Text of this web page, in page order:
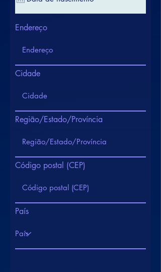
Endereço
Cidade
Região/Estado/Província
Código postal (CEP)
País